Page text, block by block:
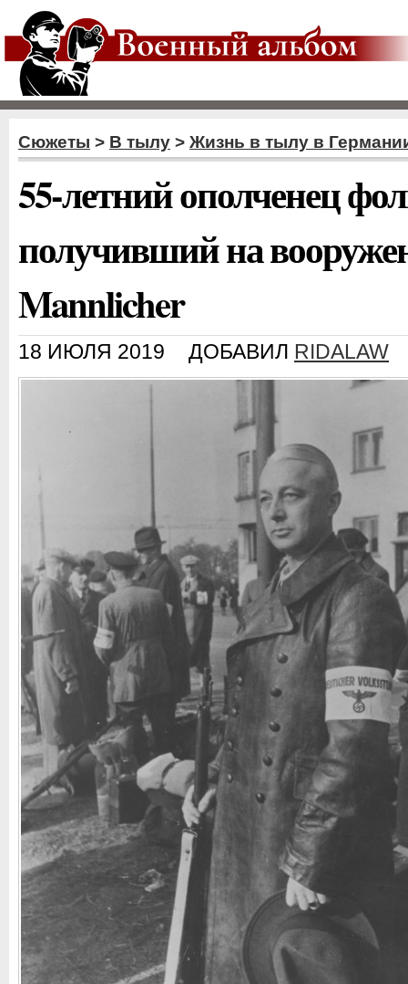
Сюжеты > В тылу > Жизнь в тылу в
55-летний ополченец
получивший на
Mannlicher
18 ИЮЛЯ 2019 ДОБАВИЛ RIDALAW